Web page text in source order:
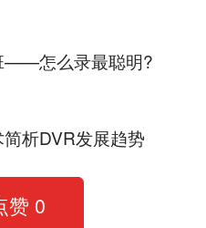
——怎么录最聪明?
析DVR发展趋势
赞 0